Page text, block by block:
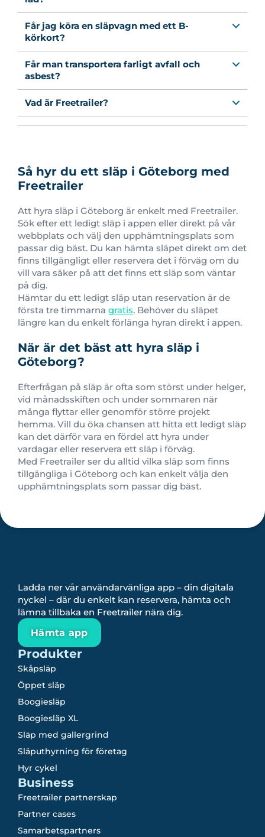
Får jag köra en släpvagn med ett B-
körkort?
Får man transportera farligt avfall och
asbest?
Vad är Freetrailer?
Så hyr du ett släp i Göteborg med
Freetrailer
Att hyra släp i Göteborg är enkelt med Freetrailer.
Sök efter ett ledigt släp i appen eller direkt på vår
webbplats och välj den upphämtningsplats som
passar dig bäst. Du kan hämta släpet direkt om det
finns tillgängligt eller reservera det i förväg om du
vill vara säker på att det finns ett släp som väntar
på dig.
Hämtar du ett ledigt släp utan reservation är de
första tre timmarna gratis. Behöver du släpet
längre kan du enkelt förlänga hyran direkt i appen.
När är det bäst att hyra släp i
Göteborg?
Efterfrågan på släp är ofta som störst under helger,
vid månadsskiften och under sommaren när
många flyttar eller genomför större projekt
hemma. Vill du öka chansen att hitta ett ledigt släp
kan det därför vara en fördel att hyra under
vardagar eller reservera ett släp i förväg.
Med Freetrailer ser du alltid vilka släp som finns
tillgängliga i Göteborg och kan enkelt välja den
upphämtningsplats som passar dig bäst.
Ladda ner vår användarvänliga app – din digitala
nyckel – där du enkelt kan reservera, hämta och
lämna tillbaka en Freetrailer nära dig.
Hämta app
Produkter
Skåpsläp
Öppet släp
Boogiesläp
Boogiesläp XL
Släp med gallergrind
Släputhyrning för företag
Hyr cykel
Business
Freetrailer partnerskap
Partner cases
Samarbetspartners